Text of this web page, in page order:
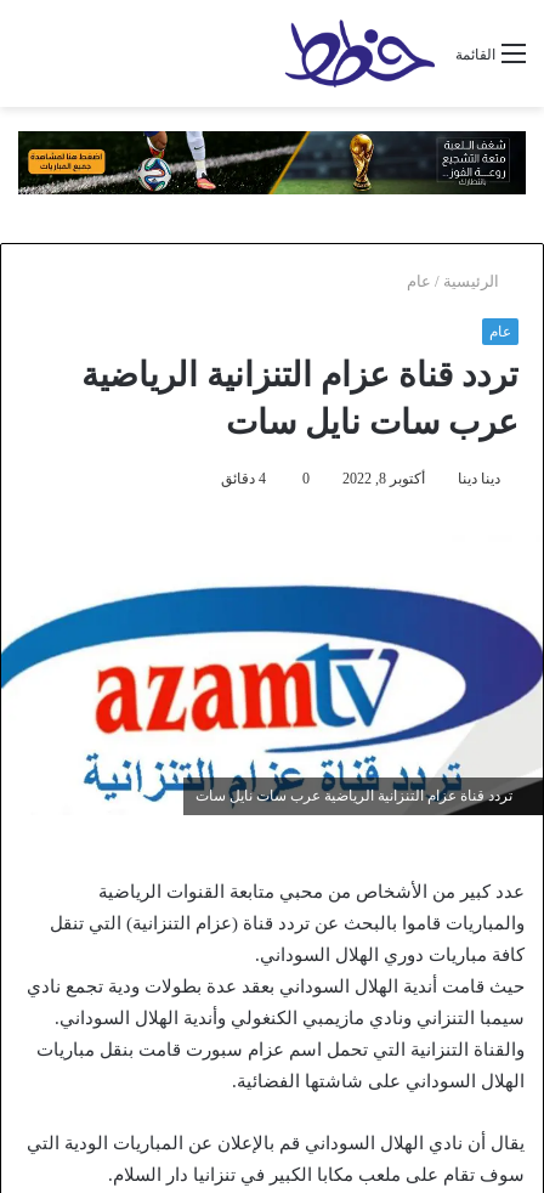
القائمة
الرئيسية / عام
عام
تردد قناة عزام التنزانية الرياضية
عرب سات نايل سات
دينا دينا أكتوبر 8, 2022 0
تردد قناة عزام التنزانية الرياضية عرب سات نايل سات
عدد كبير من الأشخاص من محبي متابعة القنوات الرياضية
والمباريات قاموا بالبحث عن تردد قناة (عزام التنزانية) التي تنقل
كافة مباريات دوري الهلال السوداني.
حيث قامت أندية الهلال السوداني بعقد عدة بطولات ودية تجمع نادي
سيمبا التنزاني ونادي مازيمبي الكنغولي وأندية الهلال السوداني.
والقناة التنزانية التي تحمل اسم عزام سبورت قامت بنقل مباريات
الهلال السوداني على شاشتها الفضائية.
يقال أن نادي الهلال السوداني قم بالإعلان عن المباريات الودية التي
سوف تقام على ملعب مكابا الكبير في تنزانيا دار السلام.